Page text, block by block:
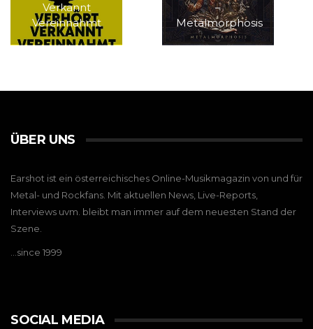
Verkannt
Vereinnahmt
–
Metalmorphosis
ÜBER UNS
Earshot ist ein österreichisches Online-Musikmagazin von und für
Metal- und Rockfans. Mit aktuellen News, Live-Reports,
Interviews uvm. bleibt man immer auf dem neuesten Stand der
Szene.
…since 1999
SOCIAL MEDIA